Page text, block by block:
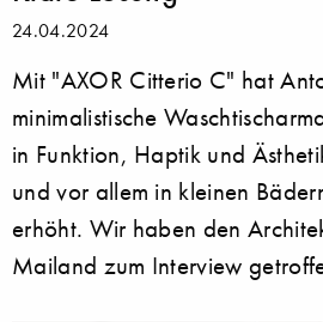
24.04.2024
Mit "AXOR Citterio C" hat
minimalistische
in Funktion, Haptik und
und vor allem in kleinen
erhöht. Wir haben den
Mailand zum Interview